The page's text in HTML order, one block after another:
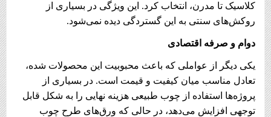
کلاسیک تا مدرن، انتخاب کرد. این ویژگی در بسیاری از
روکش‌های سنتی به این گستردگی دیده نمی‌شود.
دوام و صرفه اقتصادی
یکی دیگر از عواملی که باعث محبوبیت این محصولات شده،
تعادل مناسب میان کیفیت و قیمت است. در بسیاری از
پروژه‌ها استفاده از چوب طبیعی هزینه نهایی را به شکل قابل
توجهی افزایش می‌دهد، در حالی که ورق‌های طرح چوب